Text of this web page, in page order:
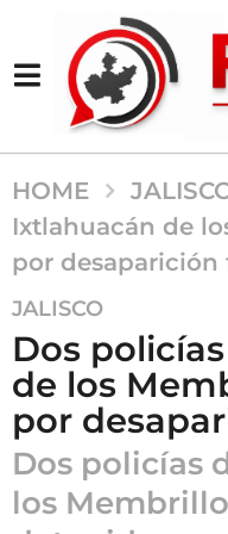
HOME
Ixtlahuacán de
por desaparición
5
m
e
s
e
s
a
g
JALISCO
Dos
de los
por
Dos policías
los